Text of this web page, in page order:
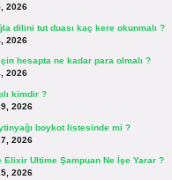
2026
dilini tut duası kaç kere okunmalı ?
2026
hesapta ne kadar para olmalı ?
2026
kimdir ?
2026
boykot listesinde mi ?
2026
Elixir Ultime Şampuan Ne İşe Yarar ?
2026